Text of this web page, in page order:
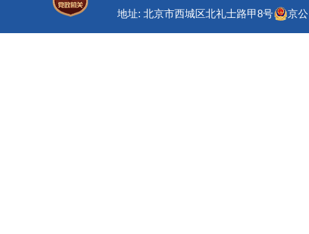
地址: 北京市西城区北礼士路甲8号
京